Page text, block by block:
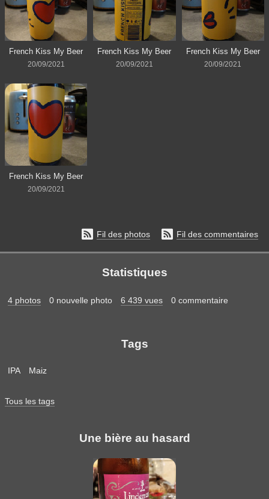
French Kiss My Beer
20/09/2021
French Kiss My Beer
20/09/2021
French Kiss My Beer
20/09/2021
French Kiss My Beer
20/09/2021
 Fil des photos  Fil des commentaires
Statistiques
4 photos 0 nouvelle photo 6 439 vues 0 commentaire
Tags
IPA Maiz
Tous les tags
Une bière au hasard